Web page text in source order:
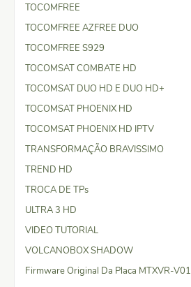
TOCOMFREE
TOCOMFREE AZFREE DUO
TOCOMFREE S929
TOCOMSAT COMBATE HD
TOCOMSAT DUO HD E DUO HD+
TOCOMSAT PHOENIX HD
TOCOMSAT PHOENIX HD IPTV
TRANSFORMAÇÃO BRAVISSIMO
TREND HD
TROCA DE TPs
ULTRA 3 HD
VIDEO TUTORIAL
VOLCANOBOX SHADOW
Firmware Original Da Placa MTXVR-V01